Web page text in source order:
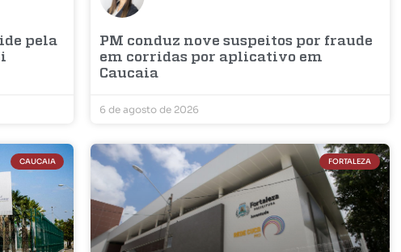
pela
PM conduz nove suspeitos por fraude
em corridas por aplicativo em
Caucaia
6 de agosto de 2026
CAUCAIA FORTALEZA